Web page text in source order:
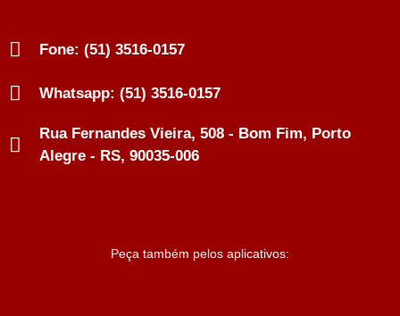
Fone: (51) 3516-0157
Whatsapp: (51) 3516-0157
Rua Fernandes Vieira, 508 - Bom Fim, Porto
Alegre - RS, 90035-006
Peça também pelos aplicativos: